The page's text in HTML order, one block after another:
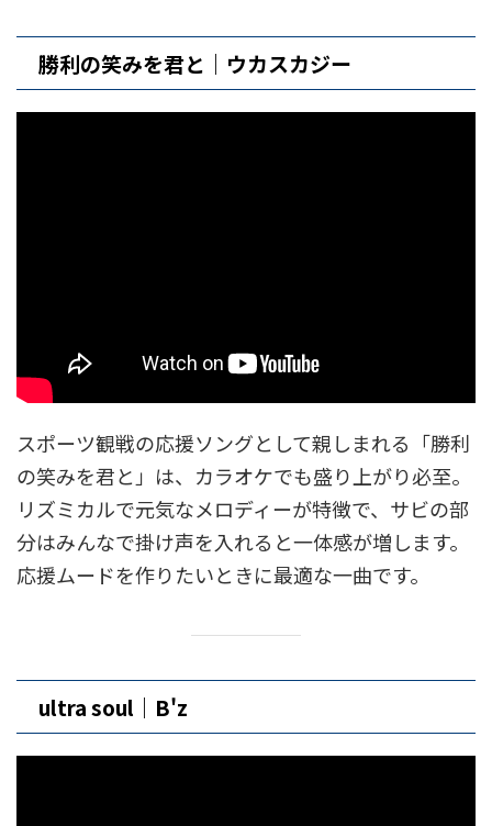
勝利の笑みを君と｜ウカスカジー
スポーツ観戦の応援ソングとして親しまれる「勝利
の笑みを君と」は、カラオケでも盛り上がり必至。
リズミカルで元気なメロディーが特徴で、サビの部
分はみんなで掛け声を入れると一体感が増します。
応援ムードを作りたいときに最適な一曲です。
ultra soul｜B'z